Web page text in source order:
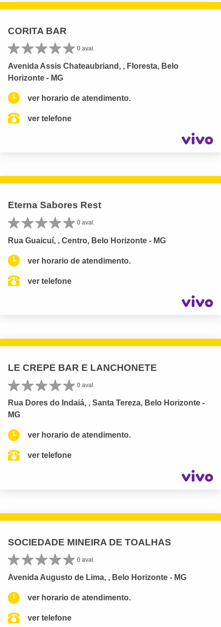
CORITA BAR
0 aval.
Avenida Assis Chateaubriand, , Floresta, Belo
Horizonte - MG
ver horario de atendimento.
ver telefone
Eterna Sabores Rest
0 aval.
Rua Guaicuí, , Centro, Belo Horizonte - MG
ver horario de atendimento.
ver telefone
LE CREPE BAR E LANCHONETE
0 aval.
Rua Dores do Indaiá, , Santa Tereza, Belo Horizonte -
MG
ver horario de atendimento.
ver telefone
SOCIEDADE MINEIRA DE TOALHAS
0 aval.
Avenida Augusto de Lima, , Belo Horizonte - MG
ver horario de atendimento.
ver telefone